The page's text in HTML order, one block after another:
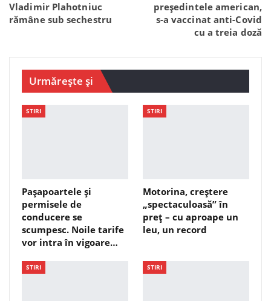
Vladimir Plahotniuc
rămâne sub sechestru
președintele american,
s-a vaccinat anti-Covid
cu a treia doză
Urmărește și
STIRI
Pașapoartele și
permisele de
conducere se
scumpesc. Noile tarife
vor intra în vigoare…
STIRI
Motorina, creștere
„spectaculoasă” în
preț – cu aproape un
leu, un record
STIRI STIRI